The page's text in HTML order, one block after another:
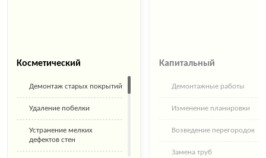
Косметический
Демонтаж старых покрытий
Удаление побелки
Устранение мелких
дефектов стен
Капитальный
Демонтажные работы
Изменение планировки
Возведение перегородок
Замена труб